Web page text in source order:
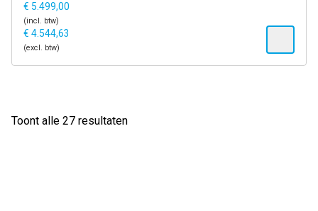
€ 5.499,00
(incl. btw)
€ 4.544,63
(excl. btw)
Toont alle 27 resultatenGesorteerd